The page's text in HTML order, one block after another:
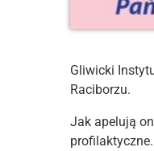
Gliwicki
Raciborzu.
Jak apelują